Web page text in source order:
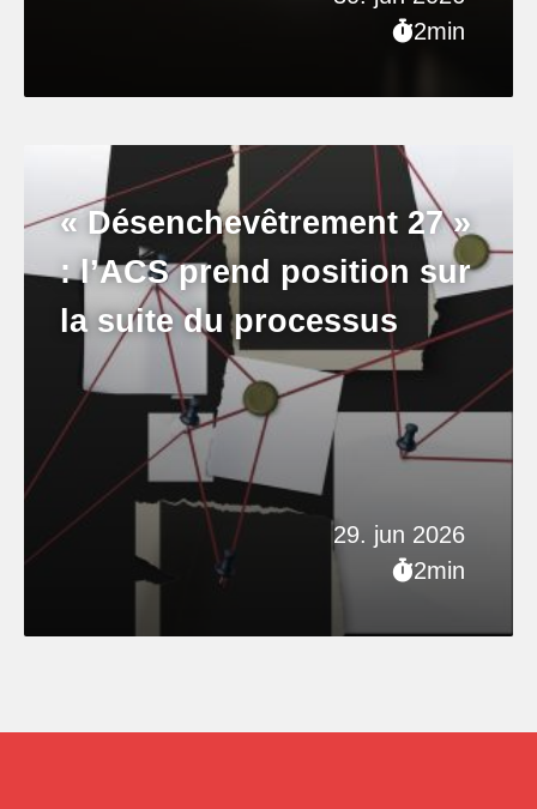
2min
29. jun 2026
2min
« Désenchevêtrement 27 »
: l’ACS prend position sur
la suite du processus